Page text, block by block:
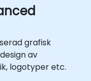
grafisk
av
logotyper etc.